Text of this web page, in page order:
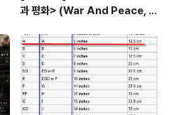
과 평화> (War And Peace, 1
쟁과 평화>(1956)